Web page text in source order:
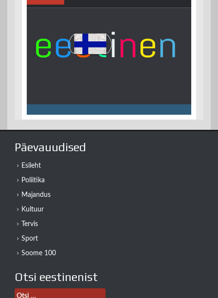
Päevauudised
Esileht
Poliitika
Majandus
Kultuur
Tervis
Sport
Soome 100
Otsi eestinenist
Otsi: